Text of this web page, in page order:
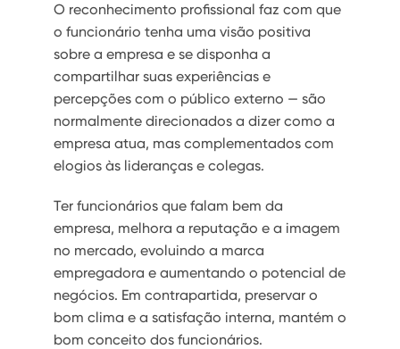
O reconhecimento profissional faz com que
o funcionário tenha uma visão positiva
sobre a empresa e se disponha a
compartilhar suas experiências e
percepções com o público externo — são
normalmente direcionados a dizer como a
empresa atua, mas complementados com
elogios às lideranças e colegas.
Ter funcionários que falam bem da
empresa, melhora a reputação e a imagem
no mercado, evoluindo a marca
empregadora e aumentando o potencial de
negócios. Em contrapartida, preservar o
bom clima e a satisfação interna, mantém o
bom conceito dos funcionários.